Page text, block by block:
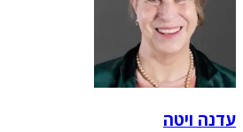
עדנה ויטה